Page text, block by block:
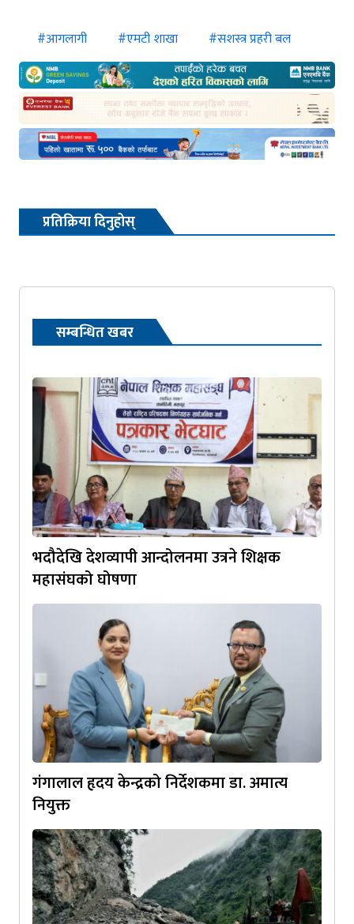
#आगलागी #एमटी शाखा #सशस्त्र प्रहरी बल
प्रतिक्रिया दिनुहोस्
सम्बन्धित खबर
भदौदेखि देशव्यापी आन्दोलनमा उत्रने शिक्षक
महासंघको घोषणा
गंगालाल हृदय केन्द्रको निर्देशकमा डा. अमात्य
नियुक्त